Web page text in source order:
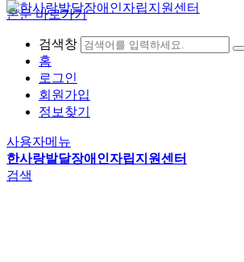
본문 바로가기
검색창
홈
로그인
회원가입
정보찾기
사용자메뉴
한사랑발달장애인자립지원센터
검색
자립생활
자립생활이란
탈시설자립지원
문서자료실
사진자료실